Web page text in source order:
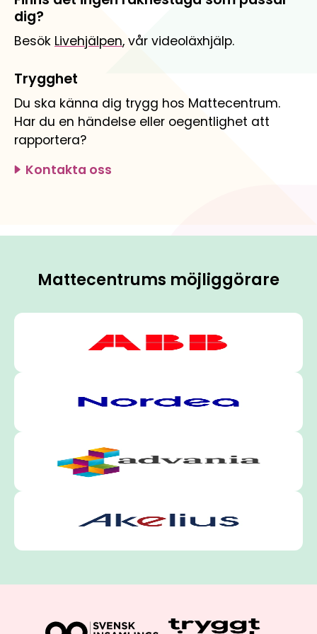
dig?
Besök Livehjälpen, vår videoläxhjälp.
Trygghet
Du ska känna dig trygg hos Mattecentrum.
Har du en händelse eller oegentlighet att
rapportera?
Kontakta oss
Mattecentrums möjliggörare